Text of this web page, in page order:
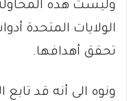
وليست هذه
الولايات المتحدة
تحقق أهدافها.
ونوه الى أنه ‏قد